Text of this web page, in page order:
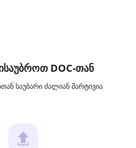
DOC-თან
საუბარი ძალიან მარტივია